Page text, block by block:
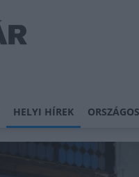
HELYI HÍREK